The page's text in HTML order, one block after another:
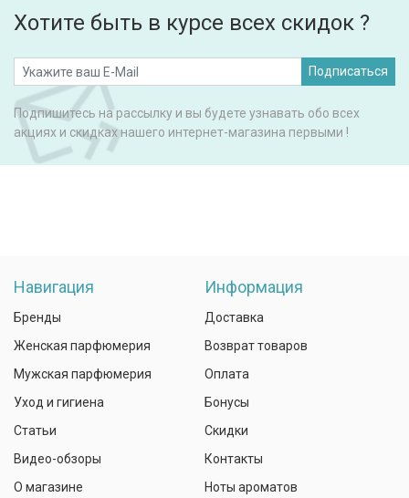
Хотите быть в курсе всех скидок ?
Подписаться
Подпишитесь на рассылку и вы будете узнавать обо всех
акциях и скидках нашего интернет-магазина первыми !
Навигация
Бренды
Женская парфюмерия
Мужская парфюмерия
Уход и гигиена
Статьи
Видео-обзоры
О магазине
Информация
Доставка
Возврат товаров
Оплата
Бонусы
Скидки
Контакты
Ноты ароматов